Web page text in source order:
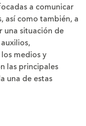
a comunicar
así como también, a
una situación de
medios y
las principales
una de estas